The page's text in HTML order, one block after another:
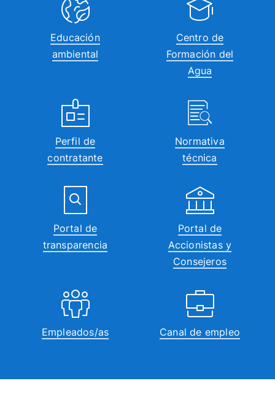
Educación
ambiental
Centro de
Formación del
Agua
Perfil de
contratante
Normativa
técnica
Portal de
transparencia
Portal de
Accionistas y
Consejeros
Empleados/as Canal de empleo